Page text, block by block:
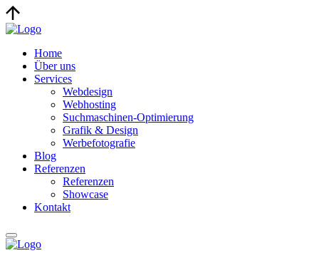
Home
Über uns
Services
Webdesign
Webhosting
Suchmaschinen-Optimierung
Grafik & Design
Werbefotografie
Blog
Referenzen
Referenzen
Showcase
Kontakt